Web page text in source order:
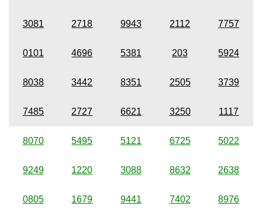
3081 2718 9943 2112 7757
0101 4696 5381 203 5924
8038 3442 8351 2505 3739
7485 2727 6621 3250 1117
8070 5495 5121 6725 5022
9249 1220 3088 8632 2638
0805 1679 9441 7402 8976